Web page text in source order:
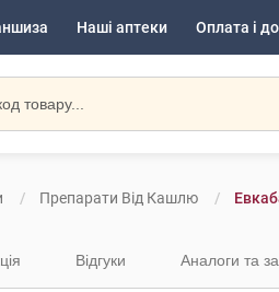
Наші аптеки Оплата і
Препарати Від Кашлю
Відгуки Аналоги та